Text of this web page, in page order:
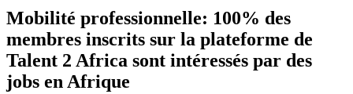
Mobilité professionnelle: 100% des
membres inscrits sur la plateforme de
Talent 2 Africa sont intéressés par des
jobs en Afrique